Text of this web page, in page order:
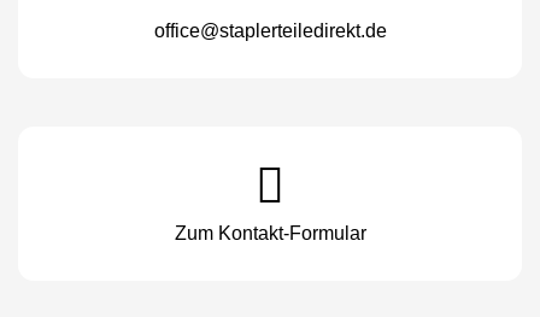
office@staplerteiledirekt.de
Zum Kontakt-Formular